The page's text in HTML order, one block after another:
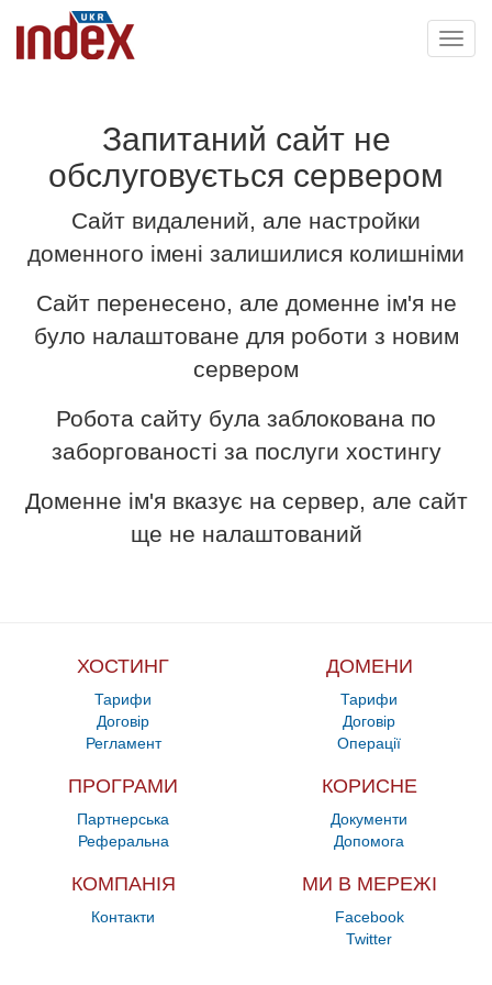
Запитаний сайт не
обслуговується сервером
Сайт видалений, але настройки
доменного імені залишилися колишніми
Сайт перенесено, але доменне ім'я не
було налаштоване для роботи з новим
сервером
Робота сайту була заблокована по
заборгованості за послуги хостингу
Доменне ім'я вказує на сервер, але сайт
ще не налаштований
ХОСТИНГ
Тарифи
Договір
Регламент
ДОМЕНИ
Тарифи
Договір
Операції
ПРОГРАМИ
Партнерська
Реферальна
КОРИСНЕ
Документи
Допомога
КОМПАНІЯ
Контакти
МИ В МЕРЕЖІ
Facebook
Twitter